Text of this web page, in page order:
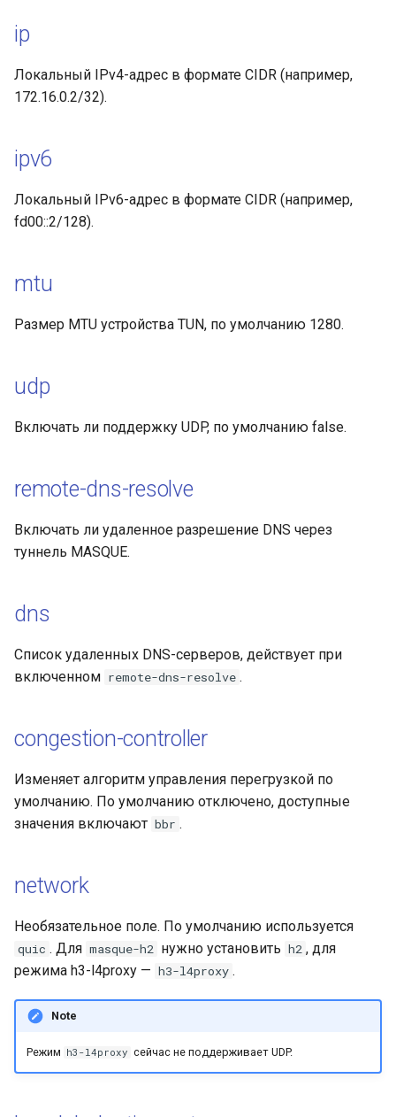
ip
Локальный IPv4-адрес в формате CIDR (например,
172.16.0.2/32).
ipv6
Локальный IPv6-адрес в формате CIDR (например,
fd00::2/128).
mtu
Размер MTU устройства TUN, по умолчанию 1280.
udp
Включать ли поддержку UDP, по умолчанию false.
remote-dns-resolve
Включать ли удаленное разрешение DNS через
туннель MASQUE.
dns
Список удаленных DNS-серверов, действует при
включенном remote-dns-resolve .
congestion-controller
Изменяет алгоритм управления перегрузкой по
умолчанию. По умолчанию отключено, доступные
значения включают bbr .
network
Необязательное поле. По умолчанию используется
quic . Для masque-h2 нужно установить h2 , для
режима h3-l4proxy — h3-l4proxy .
Note
Режим h3-l4proxy сейчас не поддерживает UDP.